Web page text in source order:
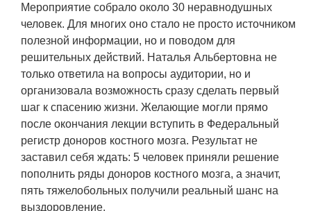
ПРОДУКЦИЯ И УСЛУГИ
ДПО и ПО (Дополнительное
профессиональное образование и
профессиональное обучение)
Лазерные технологии
Каталог гражданской продукции
Технологии водородной энергетики
Мероприятие собрало около 30 неравнодушных
человек. Для многих оно стало не просто источником
полезной информации, но и поводом для
решительных действий. Наталья Альбертовна не
только ответила на вопросы аудитории, но и
организовала возможность сразу сделать первый
шаг к спасению жизни. Желающие могли прямо
после окончания лекции вступить в Федеральный
регистр доноров костного мозга. Результат не
заставил себя ждать: 5 человек приняли решение
пополнить ряды доноров костного мозга, а значит,
пять тяжелобольных получили реальный шанс на
выздоровление.